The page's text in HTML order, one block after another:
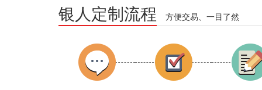
银人定制流程 方便交易、一目了然